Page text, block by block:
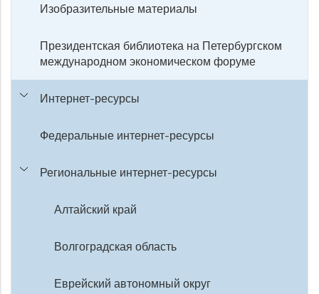
Изобразительные материалы
Президентская библиотека на Петербургском
международном экономическом форуме
Интернет-ресурсы
Федеральные интернет-ресурсы
Региональные интернет-ресурсы
Алтайский край
Волгоградская область
Еврейский автономный округ